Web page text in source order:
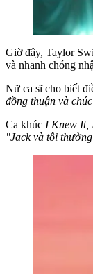
Giờ đây, Taylor
và nhanh chóng
Nữ ca sĩ cho biết
đồng thuận và
Ca khúc I Knew It,
"Jack và tôi